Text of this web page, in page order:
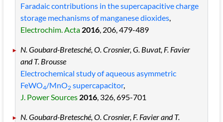
Faradaic contributions in the supercapacitive charge
storage mechanisms of manganese dioxides,
Electrochim. Acta2016, 206, 479-489
N. Goubard-Bretesché, O. Crosnier, G. Buvat, F. Favier
and T. Brousse
Electrochemical study of aqueous asymmetric
FeWO4/MnO2supercapacitor,
J. Power Sources2016, 326, 695-701
N. Goubard-Bretesché, O. Crosnier, F. Favier and T.